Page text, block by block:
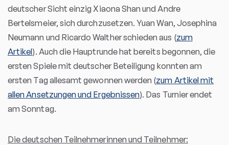
deutscher Sicht einzig Xiaona Shan und Andre
Bertelsmeier, sich durchzusetzen. Yuan Wan, Josephina
Neumann und Ricardo Walther schieden aus (zum
Artikel). Auch die Hauptrunde hat bereits begonnen, die
ersten Spiele mit deutscher Beteiligung konnten am
ersten Tag allesamt gewonnen werden (zum Artikel mit
allen Ansetzungen und Ergebnissen). Das Turnier endet
am Sonntag.
Die deutschen Teilnehmerinnen und Teilnehmer: